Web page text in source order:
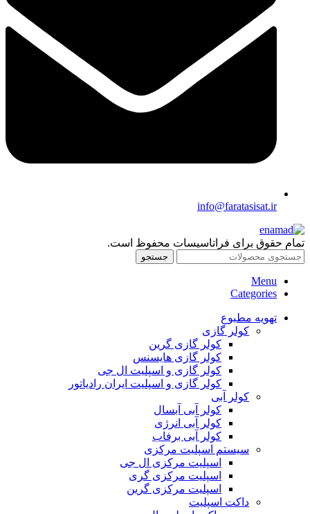
info@faratasisat.ir
تمام حقوق برای فراتاسیسات محفوظ است.
جستجو
Menu
Categories
تهویه مطبوع
کولر گازی
کولر گازی گرین
کولر گازی هایسنس
کولر گازی و اسپلیت ال جی
کولر گازی و اسپلیت ایران رادیاتور
کولر آبی
کولر آبی آبسال
کولر آبی انرژی
کولر آبی برفاب
سیستم اسپلیت مرکزی
اسپلیت مرکزی ال جی
اسپلیت مرکزی گری
اسپلیت مرکزی گرین
داکت اسپلیت